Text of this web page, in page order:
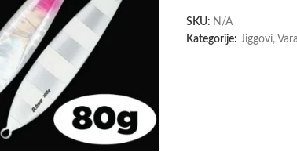
SKU: N/A
Kategorije: Jiggovi,